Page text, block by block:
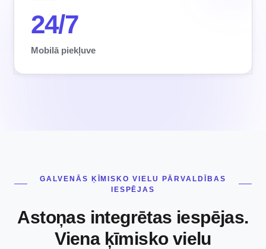
24/7
Mobilā piekļuve
GALVENĀS ĶĪMISKO VIELU PĀRVALDĪBAS
IESPĒJAS
Astoņas integrētas iespējas.
Viena ķīmisko vielu